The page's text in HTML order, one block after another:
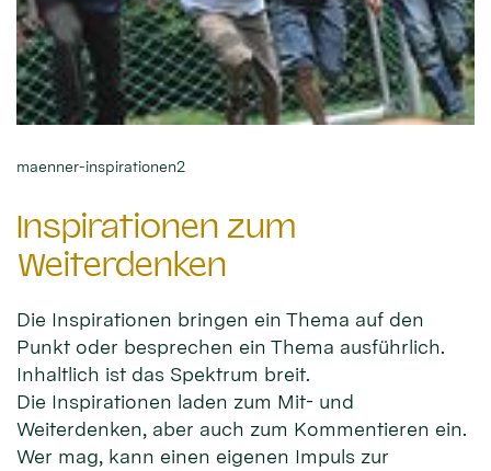
maenner-inspirationen2
Inspirationen zum
Weiterdenken
Die Inspirationen bringen ein Thema auf den
Punkt oder besprechen ein Thema ausführlich.
Inhaltlich ist das Spektrum breit.
Die Inspirationen laden zum Mit- und
Weiterdenken, aber auch zum Kommentieren ein.
Wer mag, kann einen eigenen Impuls zur